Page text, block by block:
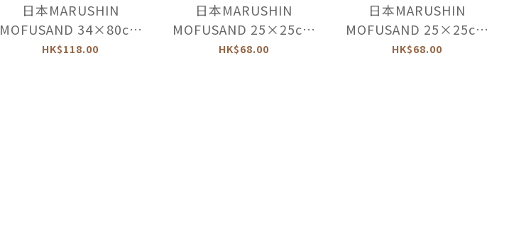
日本MARUSHIN
MOFUSAND 34×80cm
面巾 -892178
HK$118.00
日本MARUSHIN
MOFUSAND 25×25cm
小方巾 -799675
HK$68.00
日本MARUSHIN
MOFUSAND 25×25cm
小方巾 -883510
HK$68.00